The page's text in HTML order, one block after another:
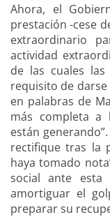
Ahora, el
prestación -cese
extraordinario
actividad
de las cuales
requisito de darse
en palabras de
más completa a
están
rectifique tras la
haya tomado
social ante esta
amortiguar el
preparar su